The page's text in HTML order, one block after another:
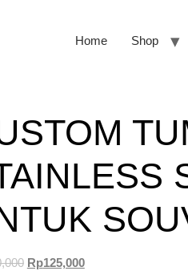
Home Shop
Rp125,000